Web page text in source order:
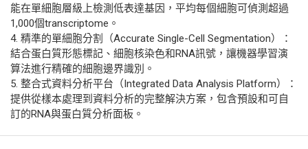
能在單細胞層級上檢測低表達基因，平均每個細胞可偵測超過
1,000個transcriptome。
4. 精準的單細胞分割（Accurate Single-Cell Segmentation）：
結合蛋白質形態標記、細胞核染色和RNA訊號，讓機器學習演
算法進行精確的細胞邊界識別。
5. 整合式資料分析平台（Integrated Data Analysis Platform）：
提供從樣本處理到資料分析的完整解決方案，包含預設和可自
訂的RNA與蛋白質分析面板。